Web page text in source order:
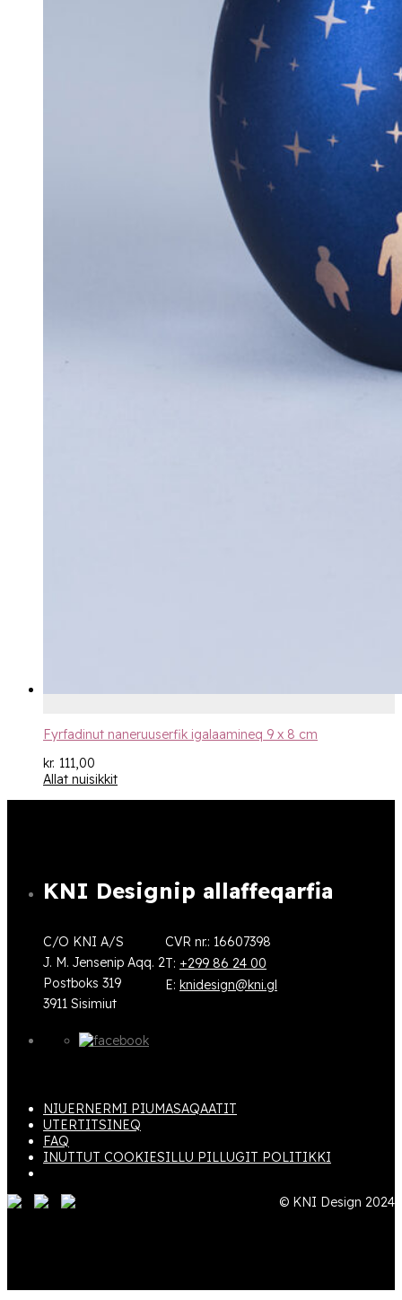
Fyrfadinut naneruuserfik igalaamineq 9 x 8 cm
kr. 111,00
Allat nuisikkit
KNI Designip allaffeqarfia
C/O KNI A/S
J. M. Jensenip Aqq. 2
Postboks 319
3911 Sisimiut
CVR nr.: 16607398
T: +299 86 24 00
E: knidesign@kni.gl
NIUERNERMI PIUMASAQAATIT
UTERTITSINEQ
FAQ
INUTTUT COOKIESILLU PILLUGIT POLITIKKI
© KNI Design 2024